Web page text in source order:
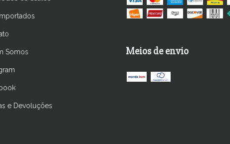
Somos
e Devoluções
Meios de envio